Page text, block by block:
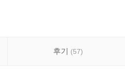
후기 (57)